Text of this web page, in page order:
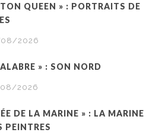
QUEEN » : PORTRAITS DE
2026
» : SON NORD
2026
DE LA MARINE » : LA MARINE
PEINTRES